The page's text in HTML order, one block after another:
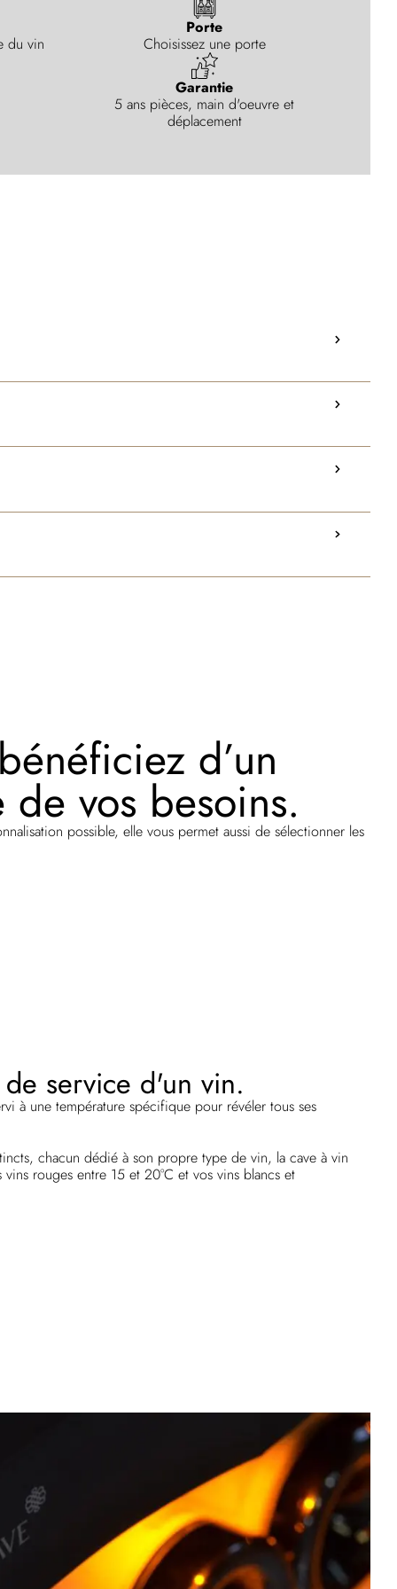
du vin
Porte
Choisissez une porte
Garantie
5 ans pièces, main d'oeuvre et
déplacement
d’un
vos besoins.
possible, elle vous permet aussi de sélectionner les
service d'un vin.
à une température spécifique pour révéler tous ses
chacun dédié à son propre type de vin, la cave à vin
vins rouges entre 15 et 20°C et vos vins blancs et